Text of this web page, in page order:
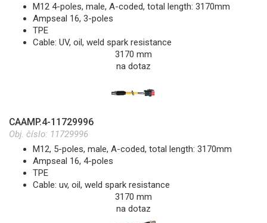
M12 4-poles, male, A-coded, total length: 3170mm
Ampseal 16, 3-poles
TPE
Cable: UV, oil, weld spark resistance
3170 mm
na dotaz
CAAMP.4-11729996
Obj. číslo: 11729996
M12, 5-poles, male, A-coded, total length: 3170mm
Ampseal 16, 4-poles
TPE
Cable: uv, oil, weld spark resistance
3170 mm
na dotaz